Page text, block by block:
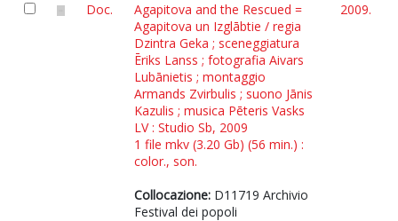
Doc.
Agapitova and the Rescued =
Agapitova un Izglābtie / regia
Dzintra Geka ; sceneggiatura
Ēriks Lanss ; fotografia Aivars
Lubānietis ; montaggio
Armands Zvirbulis ; suono Jānis
Kazulis ; musica Pēteris Vasks
LV : Studio Sb, 2009
1 file mkv (3.20 Gb) (56 min.) :
color., son.
Collocazione: D11719 Archivio
Festival dei popoli
2009.